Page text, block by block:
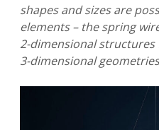
shapes and sizes are
elements – the spring
2-dimensional
3-dimensional